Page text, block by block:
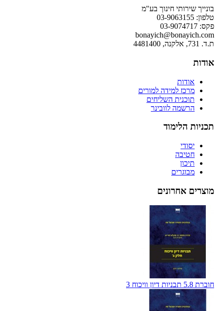
בונייך שירותי חינוך בע"מ
טלפון: 03-9063155
פקס: 03-9074717
bonayich@bonayich.com
ת.ד. 731, אלקנה, 4481400
אודות
אודות
מרכז למידה למורים
תוכנית השליחים
הרשמה לוובינר
תכניות הלימוד
יסודי
חטיבה
תיכון
מבוגרים
מוצרים אחרונים
חוברת 5.8 תבניות דיון וויכוח 3